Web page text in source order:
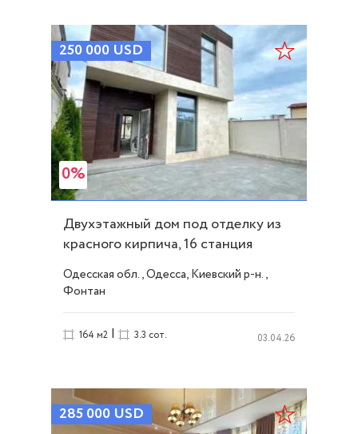
250 000 USD
0%
Двухэтажный дом под отделку из
красного кирпича, 16 станция
Фонтана ID 43019
Одесская обл., Одесса, Киевский р-н.,
Фонтан
164 м2 | 3.3 сот. 03.04.26
285 000 USD